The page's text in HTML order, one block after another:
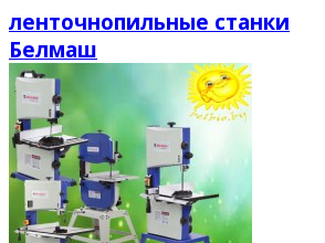
ленточнопильные станки
Белмаш